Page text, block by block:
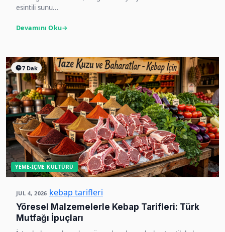
esintili sunu...
Devamını Oku
7 Dak
YEME-İÇME KÜLTÜRÜ
JUL 4, 2026 kebap tarifleri
Yöresel Malzemelerle Kebap Tarifleri: Türk
Mutfağı İpuçları